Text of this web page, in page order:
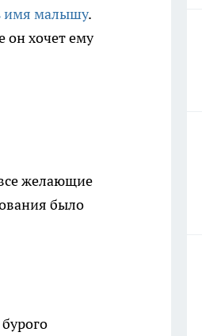
имя малышу.
он хочет ему
желающие
было